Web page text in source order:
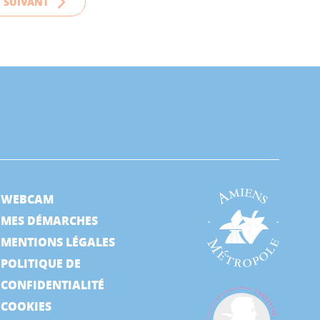
WEBCAM
MES DÉMARCHES
MENTIONS LÉGALES
POLITIQUE DE
CONFIDENTIALITÉ
COOKIES